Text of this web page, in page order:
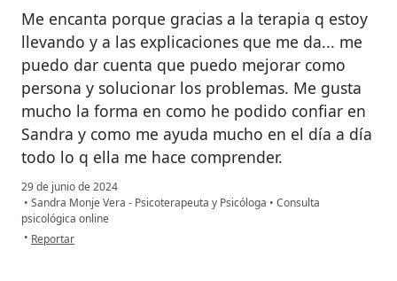
Me encanta porque gracias a la terapia q estoy
llevando y a las explicaciones que me da... me
puedo dar cuenta que puedo mejorar como
persona y solucionar los problemas. Me gusta
mucho la forma en como he podido confiar en
Sandra y como me ayuda mucho en el día a día
todo lo q ella me hace comprender.
29 de junio de 2024
• Sandra Monje Vera - Psicoterapeuta y Psicóloga • Consulta
psicológica online
• en opinión del usuario Milagros Quimper Vera
Reportar